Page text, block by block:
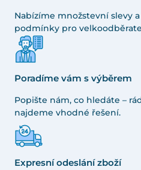
Nabízíme množstevní slevy
podmínky pro
Poradíme vám s výběrem
Popište nám, co hledáte –
najdeme vhodné řešení.
Expresní odeslání zboží